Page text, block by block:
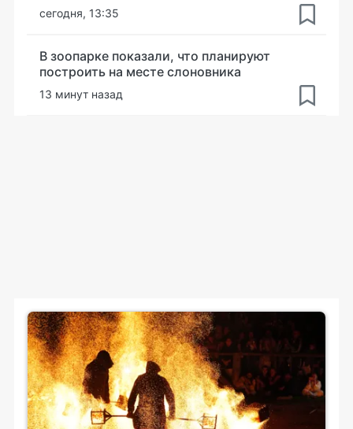
сегодня, 13:35
В зоопарке показали, что планируют
построить на месте слоновника
13 минут назад